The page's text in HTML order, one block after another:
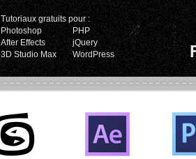
Tutoriaux gratuits pour :
Photoshop
PHP
After Effects
jQuery
3D Studio Max
WordPress